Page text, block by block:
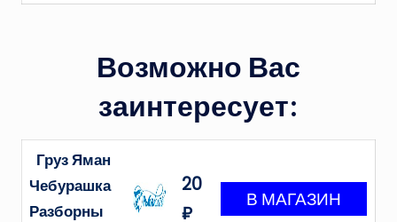
Возможно Вас
заинтересует:
Груз Яман
Чебурашка
Разборны
20
₽